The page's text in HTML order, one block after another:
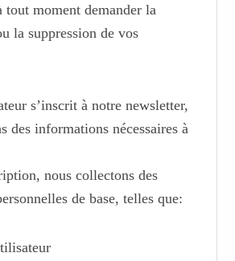
tout moment demander la
la suppression de vos
s’inscrit à notre newsletter,
des informations nécessaires à
nous collectons des
de base, telles que: